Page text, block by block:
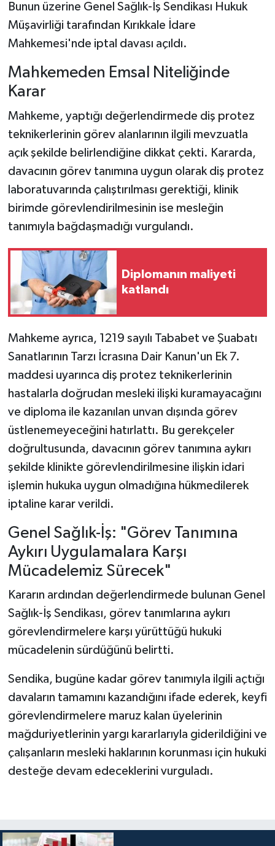
Bunun üzerine Genel Sağlık-İş Sendikası Hukuk
Müşavirliği tarafından Kırıkkale İdare
Mahkemesi'nde iptal davası açıldı.
Mahkemeden Emsal Niteliğinde
Karar
Mahkeme, yaptığı değerlendirmede diş protez
teknikerlerinin görev alanlarının ilgili mevzuatla
açık şekilde belirlendiğine dikkat çekti. Kararda,
davacının görev tanımına uygun olarak diş protez
laboratuvarında çalıştırılması gerektiği, klinik
birimde görevlendirilmesinin ise mesleğin
tanımıyla bağdaşmadığı vurgulandı.
Diplomanın maliyeti
katlandı
Mahkeme ayrıca, 1219 sayılı Tababet ve Şuabatı
Sanatlarının Tarzı İcrasına Dair Kanun'un Ek 7.
maddesi uyarınca diş protez teknikerlerinin
hastalarla doğrudan mesleki ilişki kuramayacağını
ve diploma ile kazanılan unvan dışında görev
üstlenemeyeceğini hatırlattı. Bu gerekçeler
doğrultusunda, davacının görev tanımına aykırı
şekilde klinikte görevlendirilmesine ilişkin idari
işlemin hukuka uygun olmadığına hükmedilerek
iptaline karar verildi.
Genel Sağlık-İş: "Görev Tanımına
Aykırı Uygulamalara Karşı
Mücadelemiz Sürecek"
Kararın ardından değerlendirmede bulunan Genel
Sağlık-İş Sendikası, görev tanımlarına aykırı
görevlendirmelere karşı yürüttüğü hukuki
mücadelenin sürdüğünü belirtti.
Sendika, bugüne kadar görev tanımıyla ilgili açtığı
davaların tamamını kazandığını ifade ederek, keyfi
görevlendirmelere maruz kalan üyelerinin
mağduriyetlerinin yargı kararlarıyla giderildiğini ve
çalışanların mesleki haklarının korunması için hukuki
desteğe devam edeceklerini vurguladı.